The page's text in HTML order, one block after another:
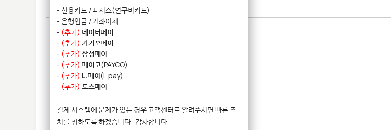
Meshmixer를 이용하여 STL 파일용량 줄이기
- 신용카드 / 피시스(연구비카드)
- 은행입금 / 계좌이체
- (추가) 네이버페이
- (추가) 카카오페이
- (추가) 삼성페이
- (추가) 페이코(PAYCO)
- (추가) L.페이(L.pay)
- (추가) 토스페이
결제 시스템에 문제가 있는 경우 고객센터로 알려주시면 빠른 조
치를 취하도록 하겠습니다. 감사합니다.